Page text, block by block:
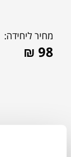
מחיר ליחידה:
₪ 98